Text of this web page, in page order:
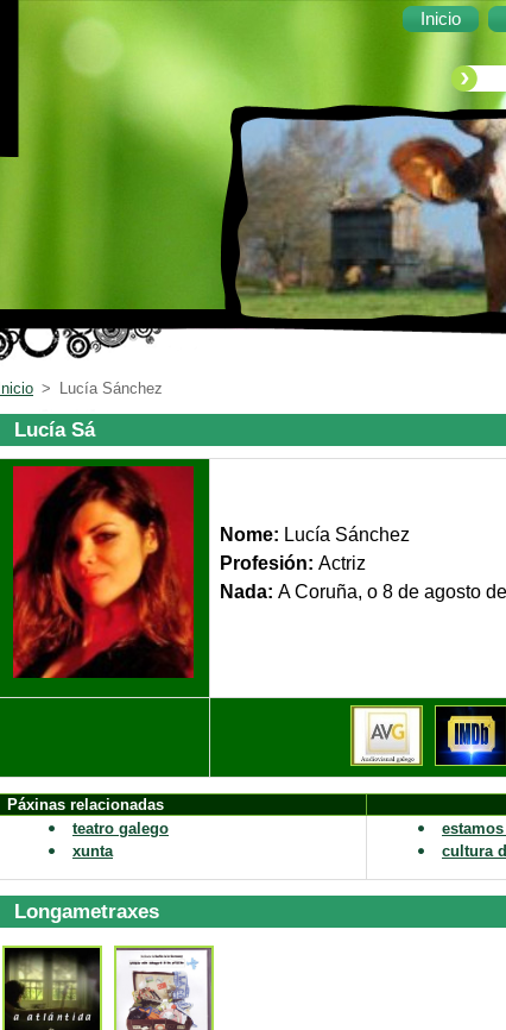
Inicio
Inicio > Lucía Sánchez
Lucía Sá
Nome: Lucía Sánchez
Profesión: Actriz
Nada: A Coruña, o 8
Páxinas relacionadas
teatro galego
xunta
cultura
Longametraxes